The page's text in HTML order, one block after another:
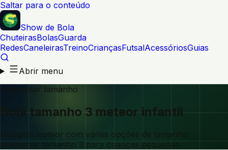
Saltar para o conteúdo
Show de Bola
ChuteirasBolasGuarda
RedesCaneleirasTreinoCriançasFutsalAcessóriosGuias
Abrir menu
Selecionar tamanho
Bola tamanho 3 meteor infantil
Listagem meteor com várias opções de tamanho;
selecionar tamanho 3 para crianças pequenas.